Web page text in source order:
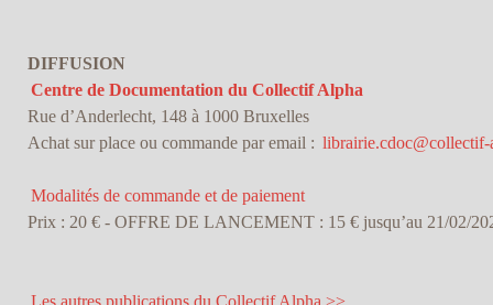
DIFFUSION
Centre de Documentation du Collectif Alpha
Rue d’Anderlecht, 148 à 1000 Bruxelles
Achat sur place ou commande par email : librairie.cdoc@collectif-
Modalités de commande et de paiement
Prix : 20 € - OFFRE DE LANCEMENT : 15 € jusqu’au 21/02/